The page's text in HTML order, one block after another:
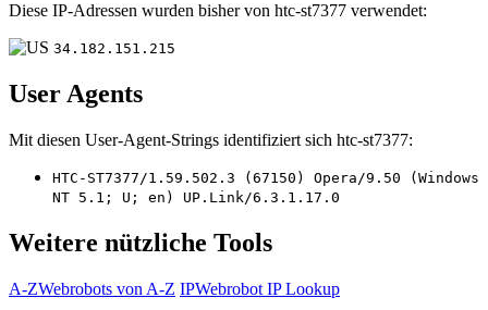
Diese IP-Adressen wurden bisher von htc-st7377 verwendet:
34.182.151.215
User Agents
Mit diesen User-Agent-Strings identifiziert sich htc-st7377:
HTC-ST7377/1.59.502.3 (67150) Opera/9.50 (Windows
NT 5.1; U; en) UP.Link/6.3.1.17.0
Weitere nützliche Tools
A-ZWebrobots von A-Z IPWebrobot IP Lookup